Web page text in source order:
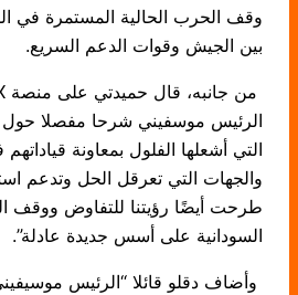
بين الجيش وقوات الدعم السريع.
الرئيس موسفيني شرحا مفصلا
التي أشعلها الفلول بمعاونة
والجهات التي تعرقل الحل وتدعم
طرحت أيضًا رؤيتنا للتفاوض ووقف
السودانية على أسس جديدة عادلة”.
وأضاف دقلو قائلا “الرئيس